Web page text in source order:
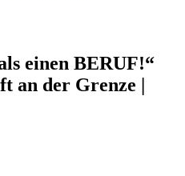
einen BERUF!“
an der Grenze |